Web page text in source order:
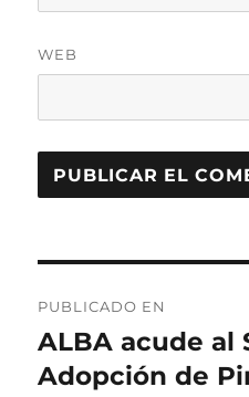
WEB
de
entradas
PUBLICADO EN
ALBA acude al
Adopción de